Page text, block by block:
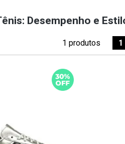
Desempenho e
1 produtos 1